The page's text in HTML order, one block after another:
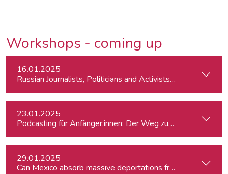
Workshops - coming up
16.01.2025
Russian Journalists, Politicians and Activists in Europe:
23.01.2025
Podcasting für Anfänger:innen: Der Weg zum eigenen
29.01.2025
Can Mexico absorb massive deportations from the US?